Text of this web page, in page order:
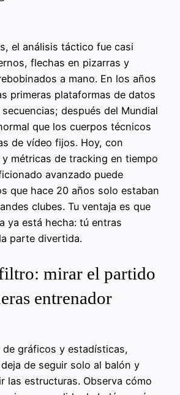
el análisis táctico fue casi
flechas en pizarras y
a mano. En los años
primeras plataformas de datos
después del Mundial
que los cuerpos técnicos
de vídeo fijos. Hoy, con
y métricas de tracking en tiempo
avanzado puede
que hace 20 años solo estaban
clubes. Tu ventaja es que
ya está hecha: tú entras
parte divertida.
mirar el partido
entrenador
de gráficos y estadísticas,
de seguir solo al balón y
las estructuras. Observa cómo